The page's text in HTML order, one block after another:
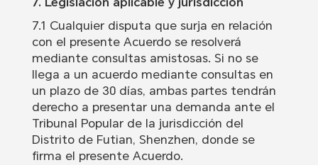
7.1 Cualquier disputa que surja en relación
con el presente Acuerdo se resolverá
mediante consultas amistosas. Si no se
llega a un acuerdo mediante consultas en
un plazo de 30 días, ambas partes tendrán
derecho a presentar una demanda ante el
Tribunal Popular de la jurisdicción del
Distrito de Futian, Shenzhen, donde se
firma el presente Acuerdo.